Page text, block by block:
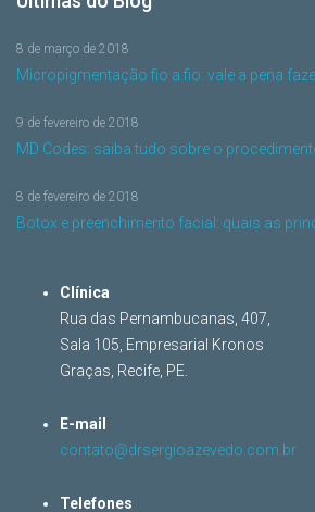
Micropigmentação fio a fio: vale a pena
8 de março de 2018
MD Codes: saiba tudo sobre o
9 de fevereiro de 2018
Botox e preenchimento facial: quais as
8 de fevereiro de 2018
Clínica
Rua das Pernambucanas, 407,
Sala 105, Empresarial Kronos
Graças, Recife, PE.
E-mail
contato@drsergioazevedo.com.br
Telefones